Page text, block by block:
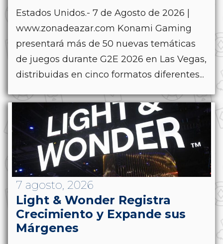
Estados Unidos.- 7 de Agosto de 2026 |
www.zonadeazar.com Konami Gaming
presentará más de 50 nuevas temáticas
de juegos durante G2E 2026 en Las Vegas,
distribuidas en cinco formatos diferentes...
7 agosto, 2026
Light & Wonder Registra
Crecimiento y Expande sus
Márgenes